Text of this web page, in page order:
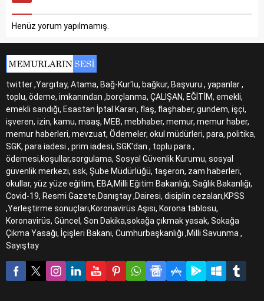
Henüz yorum yapılmamış.
twitter ,Yargıtay, Atama, Bağ-Kur'lu, bağkur, Başvuru , yapanlar ,
toplu, ödeme, imkanından ,borçlanma, ÇALIŞAN, EĞİTİM, emekli,
emekli sandığı, Esastan İptal Kararı, flaş, flaşhaber, gundem, işçi,
işveren, izin, kamu, maaş, MEB, mebhaber, memur, memur haber,
memur haberleri, mevzuat, Ödemeler, okul müdürleri, para, politika,
SGK, para iadesi , prim iadesi, SGK'dan , toplu para ,
ödemesi,koşullar,sorgulama, Sosyal Güvenlik Kurumu, sosyal
güvenlik merkezi, ssk, Şube Müdürlüğü, taşeron, zam haberleri,
okullar, yüz yüze eğitim, EBA,Milli Eğitim Bakanlığı, Sağlık Bakanlığı,
Covid-19, Resmi Gazete,Danıştay ,Dairesi, disiplin cezaları,KPSS
,Yerleştirme sonuçları,Koronavirüs Aşısı, Korona tablosu,
Koronavirüs, Güncel, Son Dakika,sokağa çıkmak yasak, Sokağa
Çıkma Yasağı, İçişleri Bakanı, Cumhurbaşkanlığı ,Milli Savunma ,
Sayıştay